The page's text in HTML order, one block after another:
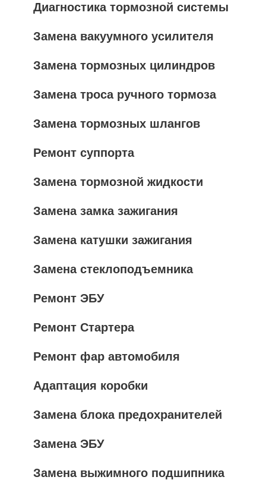
Диагностика тормозной системы
Замена вакуумного усилителя
Замена тормозных цилиндров
Замена троса ручного тормоза
Замена тормозных шлангов
Ремонт суппорта
Замена тормозной жидкости
Замена замка зажигания
Замена катушки зажигания
Замена стеклоподъемника
Ремонт ЭБУ
Ремонт Стартера
Ремонт фар автомобиля
Адаптация коробки
Замена блока предохранителей
Замена ЭБУ
Замена выжимного подшипника